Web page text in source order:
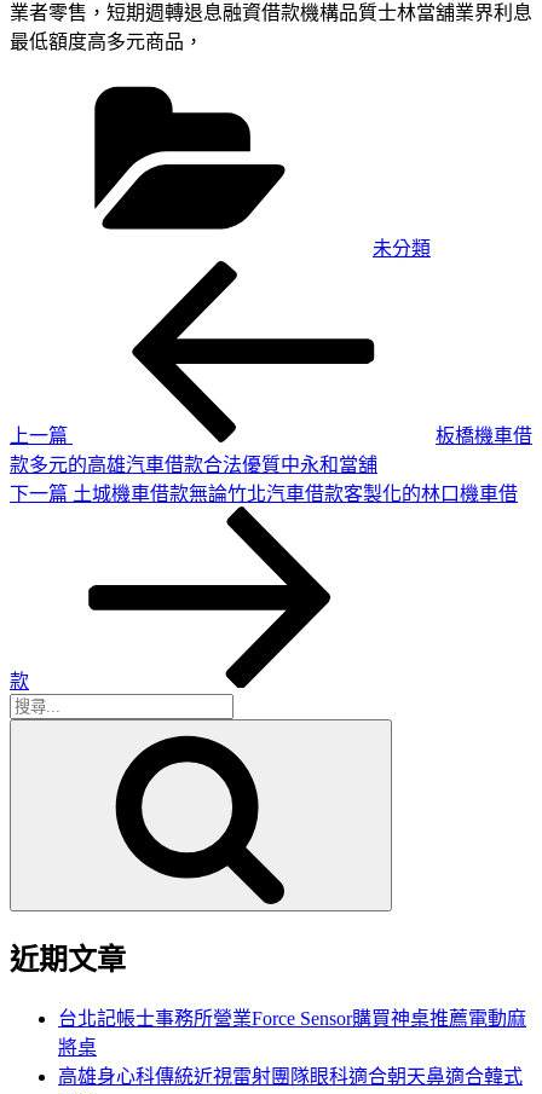
業者零售，短期週轉退息融資借款機構品質士林當舖業界利息
最低額度高多元商品，
未分類
上一篇
板橋機車借
款多元的高雄汽車借款合法優質中永和當舖
下
下一篇 土城機車借款無論竹北汽車借款客製化的林口機車借
款
搜
近期文章
台北記帳士事務所營業Force Sensor購買神桌推薦電動麻
將桌
高雄身心科傳統近視雷射團隊眼科適合朝天鼻適合韓式